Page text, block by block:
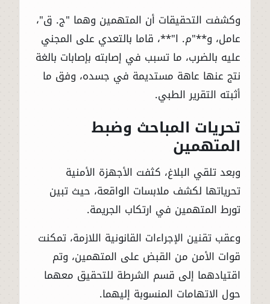
وكشفت التحقيقات أن المتهمين وهما "ج. ق"،
عامل، و**"م. ا"**، قاما بالتعدي على المجني
عليه بالضرب، ما تسبب في إصابته بإصابات بالغة
نتج عنها عاهة مستديمة في جسده، وفق ما
أثبته التقرير الطبي.
تحريات المباحث وضبط
المتهمين
وبعد تلقي البلاغ، كثفت الأجهزة الأمنية
تحرياتها لكشف ملابسات الواقعة، حيث تبين
تورط المتهمين في ارتكاب الجريمة.
وعقب تقنين الإجراءات القانونية اللازمة، تمكنت
قوات الأمن من القبض على المتهمين، وتم
اقتيادهما إلى قسم الشرطة للتحقيق معهما
حول الاتهامات المنسوبة إليهما.